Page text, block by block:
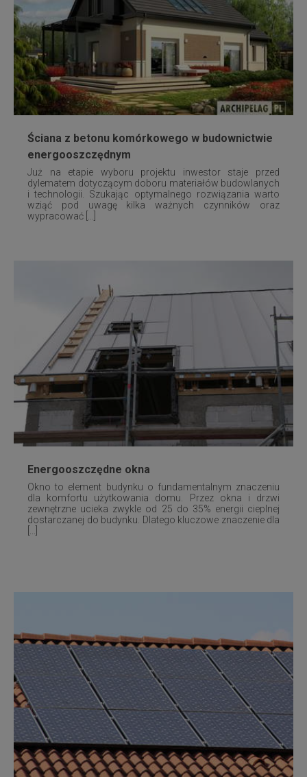
Ściana z betonu komórkowego w budownictwie
energooszczędnym
Już na etapie wyboru projektu inwestor staje przed
dylematem dotyczącym doboru materiałów budowlanych
i technologii. Szukając optymalnego rozwiązania warto
wziąć pod uwagę kilka ważnych czynników oraz
wypracować [...]
Energooszczędne okna
Okno to element budynku o fundamentalnym znaczeniu
dla komfortu użytkowania domu. Przez okna i drzwi
zewnętrzne ucieka zwykle od 25 do 35% energii cieplnej
dostarczanej do budynku. Dlatego kluczowe znaczenie dla
[...]